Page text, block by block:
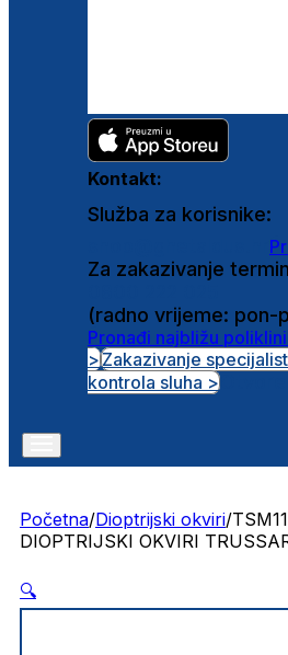
Kontakt:
Služba za korisnike:
Za zakazivanje
(radno vrijeme: pon-
Pronađi najbližu
>Zakazivanje
kontrola sluha >
Početna/Dioptrijski okviri/
DIOPTRIJSKI OKVIRI
🔍